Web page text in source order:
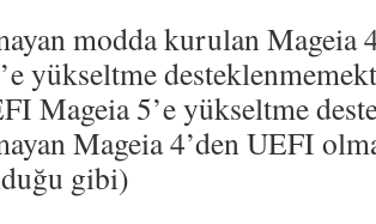
modda kurulan Mageia
yükseltme
Mageia 5’e yükseltme
Mageia 4’den UEFI
gibi)